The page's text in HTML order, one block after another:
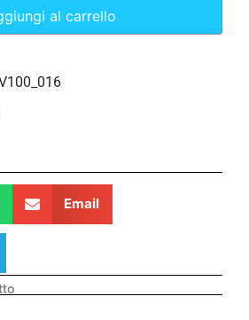
al carrello
Email